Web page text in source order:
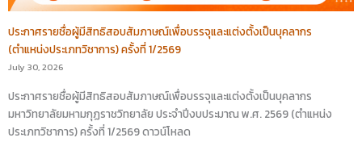
ประกาศรายชื่อผู้มีสิทธิสอบสัมภาษณ์เพื่อบรรจุและแต่งตั้งเป็นบุคลากร
(ตำแหน่งประเภทวิชาการ) ครั้งที่ 1/2569
July 30, 2026
ประกาศรายชื่อผู้มีสิทธิสอบสัมภาษณ์เพื่อบรรจุและแต่งตั้งเป็นบุคลากร
มหาวิทยาลัยมหามกุฏราชวิทยาลัย ประจำปีงบประมาณ พ.ศ. 2569 (ตำแหน่ง
ประเภทวิชาการ) ครั้งที่ 1/2569 ดาวน์โหลด